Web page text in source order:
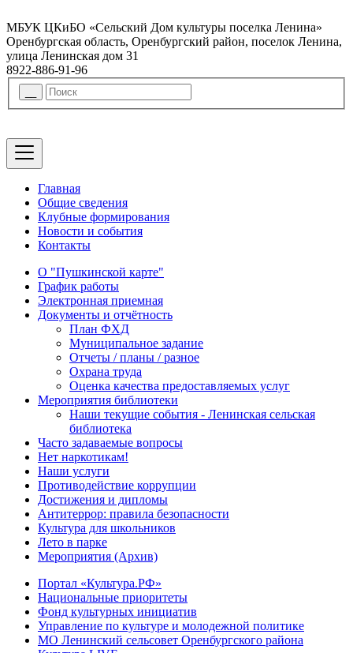
МБУК ЦКиБО «Сельский Дом культуры поселка Ленина»
Оренбургская область, Оренбургский район, поселок Ленина,
улица Ленинская дом 31
8922-886-91-96
Главная
Общие сведения
Клубные формирования
Новости и события
Контакты
О "Пушкинской карте"
График работы
Электронная приемная
Документы и отчётность
План ФХД
Муниципальное задание
Отчеты / планы / разное
Охрана труда
Оценка качества предоставляемых услуг
Мероприятия библиотеки
Наши текущие события - Ленинская сельская
библиотека
Часто задаваемые вопросы
Нет наркотикам!
Наши услуги
Противодействие коррупции
Достижения и дипломы
Антитеррор: правила безопасности
Культура для школьников
Лето в парке
Мероприятия (Архив)
Портал «Культура.РФ»
Национальные приоритеты
Фонд культурных инициатив
Управление по культуре и молодежной политике
МО Ленинский сельсовет Оренбургского района